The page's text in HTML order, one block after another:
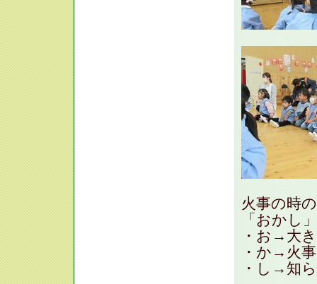
火事の時
「おかし
・お→大
・か→火
・し→知